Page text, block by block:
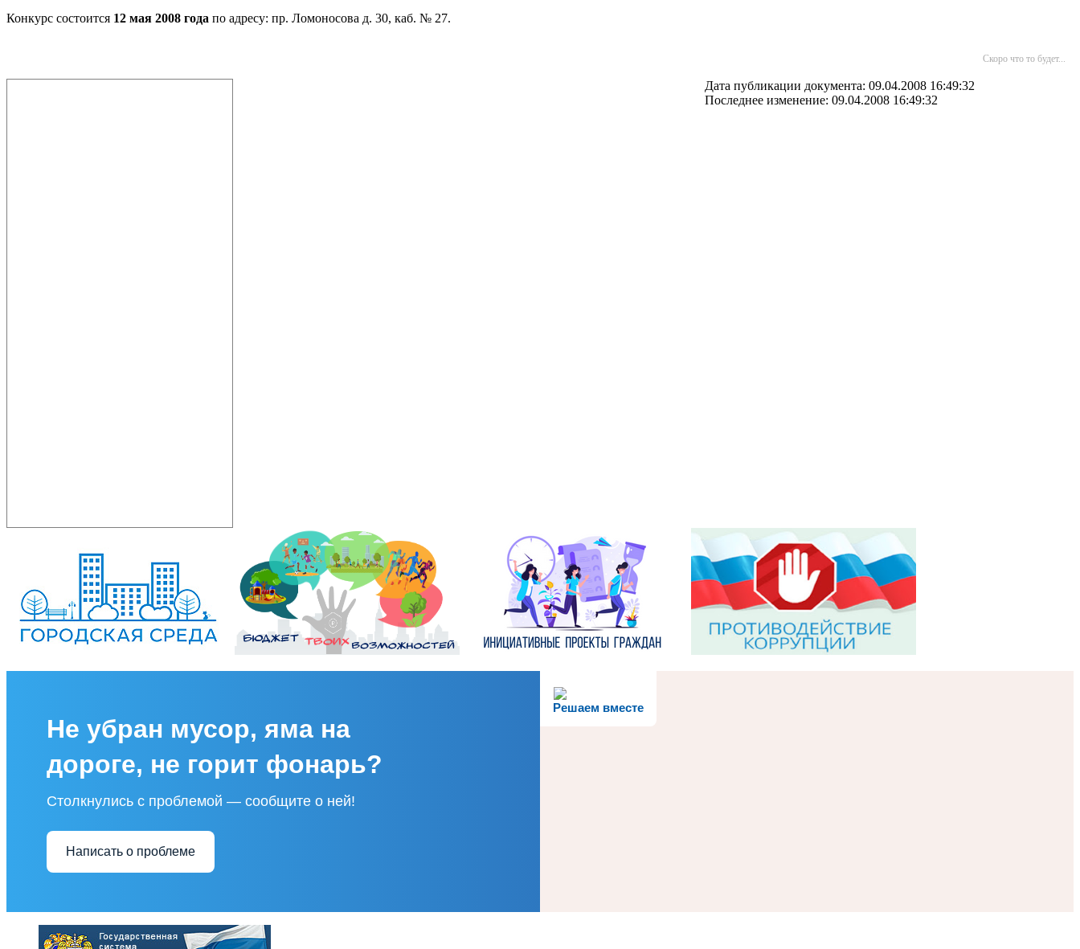
Конкурс состоится 12 мая 2008 года по адресу: пр. Ломоносова д. 30, каб. № 27.
Скоро что то будет...
Дата публикации документа: 09.04.2008 16:49:32
Последнее изменение: 09.04.2008 16:49:32
Решаем вместе
Не убран мусор, яма на
дороге, не горит фонарь?
Столкнулись с проблемой — сообщите о ней!
Написать о проблеме